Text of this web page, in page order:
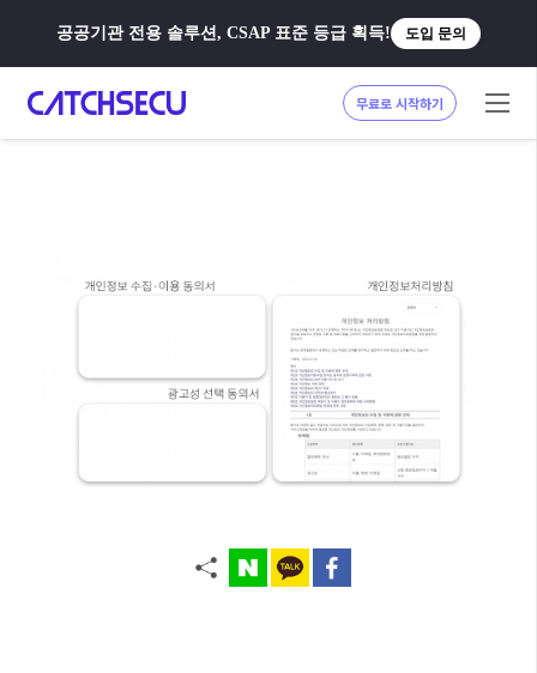
공공기관 전용 솔루션, CSAP 표준 등급 획득! 도입 문의
무료로 시작하기